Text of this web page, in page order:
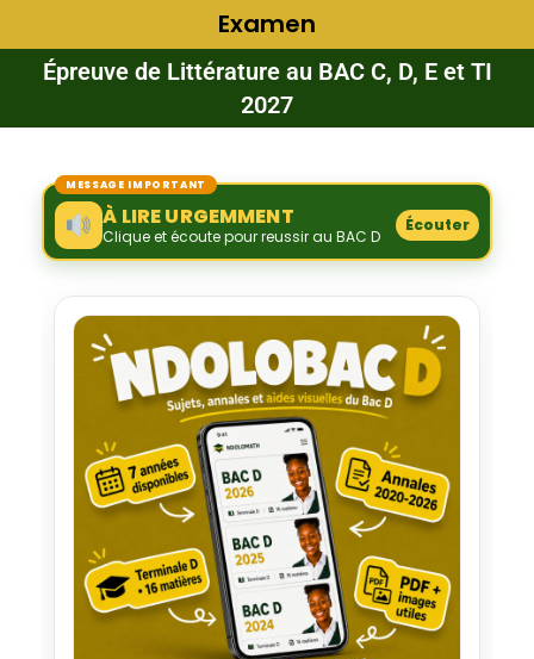
Examen
Épreuve de Littérature au BAC C, D, E et TI
2027
MESSAGE IMPORTANT
À LIRE URGEMMENT
Clique et écoute pour reussir au BAC D
Écouter